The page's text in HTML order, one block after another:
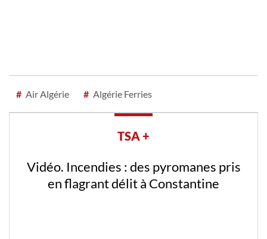
# Air Algérie # Algérie Ferries
TSA +
Vidéo. Incendies : des pyromanes pris
en flagrant délit à Constantine